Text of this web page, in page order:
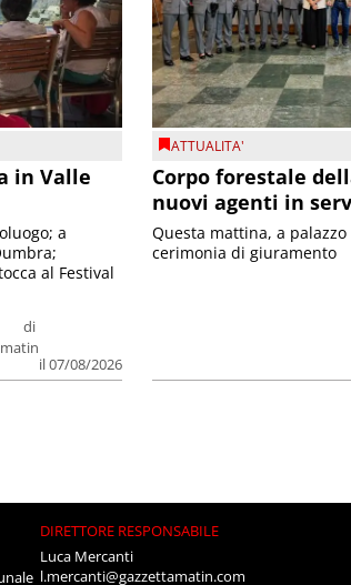
in Valle
di
il 07/08/2026
a
al Festival
ATTUALITA'
Corpo forestale
nuovi agenti in
Questa mattina, a
cerimonia di giuramento
DIRETTORE RESPONSABILE
Luca Mercanti
l.mercanti@gazzettamatin.com